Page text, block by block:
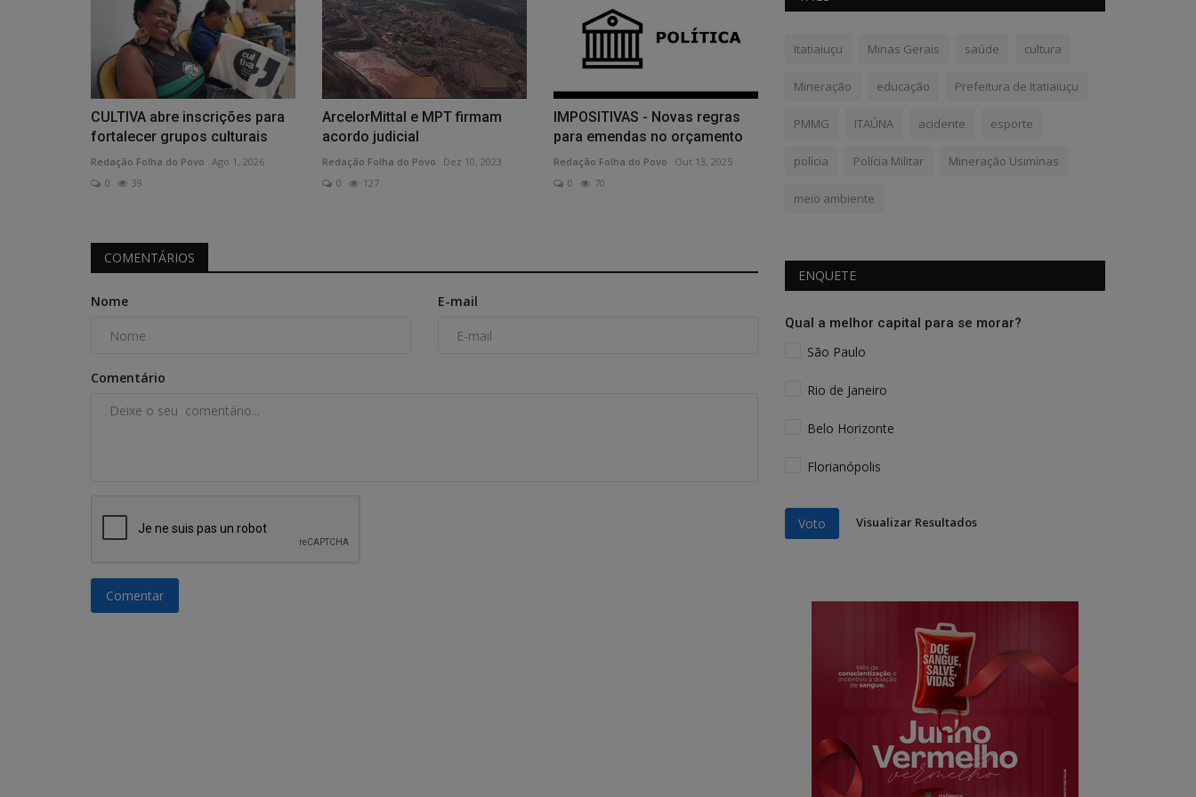
CULTIVA abre inscrições para
fortalecer grupos culturais
Redação Folha do Povo Ago 1, 2026
0
39
ArcelorMittal e MPT firmam
acordo judicial
Redação Folha do Povo
Dez 10, 2023
0
127
IMPOSITIVAS - Novas regras
para emendas no orçamento
Redação Folha do Povo
Out 13, 2025
0
70
COMENTÁRIOS
Nome E-mail
Comentário
Comentar
Itatiaiuçu Minas Gerais saúde cultura
Mineração educação Prefeitura de Itatiaiuçu
PMMG ITAÚNA acidente esporte
polícia Polícia Militar Mineração Usiminas
meio ambiente
ENQUETE
Qual a melhor capital para se morar?
São Paulo
Rio de Janeiro
Belo Horizonte
Florianópolis
Voto Visualizar Resultados